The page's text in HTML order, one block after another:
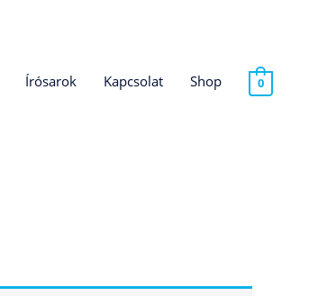
Írósarok Kapcsolat Shop 0